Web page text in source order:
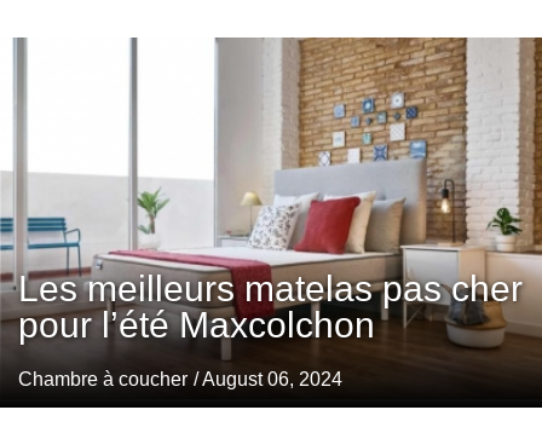
Les meilleurs matelas pas cher
pour l’été Maxcolchon
Chambre à coucher / August 06, 2024